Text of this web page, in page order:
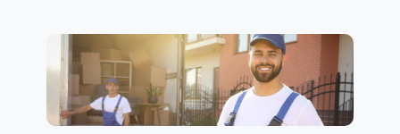
Umzug
Wiener
Neustadt